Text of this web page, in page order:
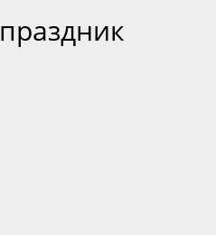
праздник